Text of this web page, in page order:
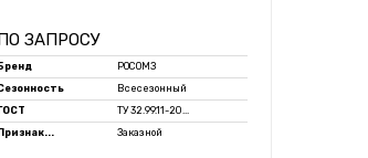
ПО ЗАПРОСУ
Бренд
РОСОМЗ
Всесезонный
ГОСТ
ТУ 32.99.11-20...
Признак...
Заказной